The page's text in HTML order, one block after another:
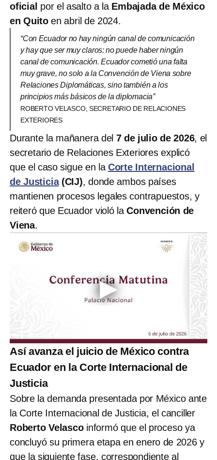
oficial por el asalto a la Embajada de México
en Quito en abril de 2024.
“Con Ecuador no hay ningún canal de comunicación
y hay que ser muy claros: no puede haber ningún
canal de comunicación. Ecuador cometió una falta
muy grave, no solo a la Convención de Viena sobre
Relaciones Diplomáticas, sino también a los
principios más básicos de la diplomacia”
ROBERTO VELASCO, SECRETARIO DE RELACIONES
EXTERIORES
Durante la mañanera del 7 de julio de 2026, el
secretario de Relaciones Exteriores explicó
que el caso sigue en la Corte Internacional
de Justicia(CIJ), donde ambos países
mantienen procesos legales contrapuestos, y
reiteró que Ecuador violó laConvención de
Viena.
Así avanza el juicio de México contra
Ecuador en la Corte Internacional de
Justicia
Sobre la demanda presentada por México ante
la Corte Internacional de Justicia, el canciller
Roberto Velascoinformó que el proceso ya
concluyó su primera etapa en enero de 2026 y
que la siguiente fase, correspondiente al